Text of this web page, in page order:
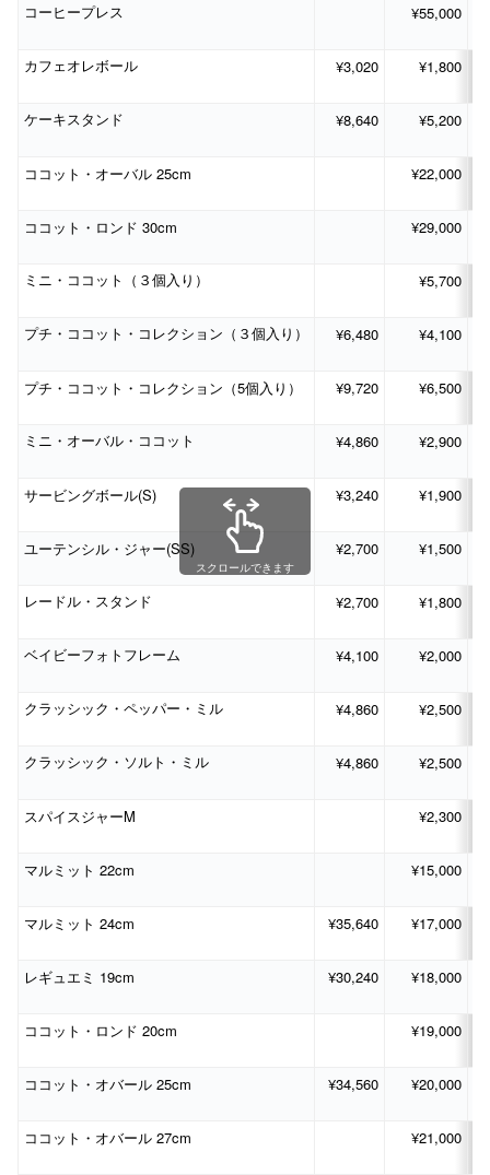
コーヒープレス ¥55,000
カフェオレボール ¥3,020 ¥1,800
ケーキスタンド ¥8,640 ¥5,200
ココット・オーバル 25cm ¥22,000
ココット・ロンド 30cm ¥29,000
ミニ・ココット（３個入り） ¥5,700
プチ・ココット・コレクション（３個入り） ¥6,480 ¥4,100
プチ・ココット・コレクション（5個入り） ¥9,720 ¥6,500
ミニ・オーバル・ココット ¥4,860 ¥2,900
サービングボール(S) ¥3,240 ¥1,900
ユーテンシル・ジャー(SS) ¥2,700 ¥1,500
レードル・スタンド ¥2,700 ¥1,800
ベイビーフォトフレーム ¥4,100 ¥2,000
クラッシック・ペッパー・ミル ¥4,860 ¥2,500
クラッシック・ソルト・ミル ¥4,860 ¥2,500
スパイスジャーM ¥2,300
マルミット 22cm ¥15,000
マルミット 24cm ¥35,640 ¥17,000
レギュエミ 19cm ¥30,240 ¥18,000
ココット・ロンド 20cm ¥19,000
ココット・オバール 25cm ¥34,560 ¥20,000
ココット・オバール 27cm ¥21,000
スクロールできます